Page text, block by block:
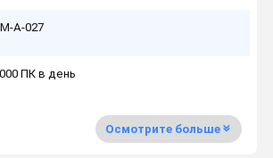
А-027
ПК в день
Осмотрите больше